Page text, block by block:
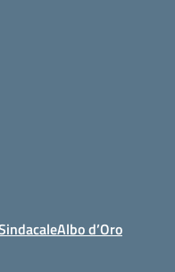
Albo d’Oro